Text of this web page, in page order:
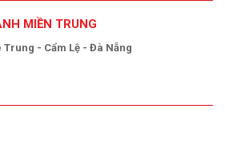
MIỀN TRUNG
Trung - Cẩm Lệ - Đà Nẵng